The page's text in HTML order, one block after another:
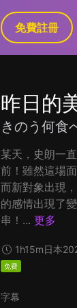
免費註冊
昨日的
きのう何食
某天，史朗一
前！雖然這場
而新對象出現
的感情出現了
串！... 更多
1h15m日本
免費
字幕